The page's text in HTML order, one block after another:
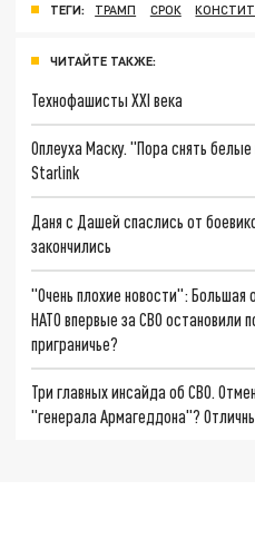
ТЕГИ: ТРАМП СРОК
ЧИТАЙТЕ ТАКЖЕ:
Технофашисты XXI века
Оплеуха Маску. "Пора снять
Starlink
Даня с Дашей спаслись от
закончились
"Очень плохие новости":
НАТО впервые за СВО остановили
приграничье?
Три главных инсайда об СВО.
"генерала Армагеддона"?